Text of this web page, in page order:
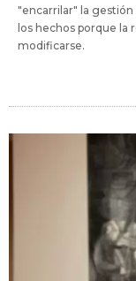
"encarrilar" la gestión
los hechos porque la
modificarse.